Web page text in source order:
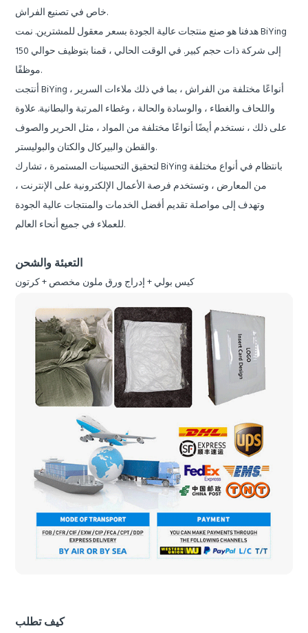
خاص في تصنيع الفراش.
هدفنا هو صنع منتجات عالية الجودة بسعر معقول للمشترين. نمت BiYing
إلى شركة ذات حجم كبير. في الوقت الحالي ، قمنا بتوظيف حوالي 150
موظفًا.
أنتجت BiYing أنواعًا مختلفة من الفراش ، بما في ذلك ملاءات السرير ،
واللحاف والغطاء ، والوسادة والحالة ، وغطاء المرتبة والبطانية. علاوة
على ذلك ، نستخدم أيضًا أنواعًا مختلفة من المواد ، مثل الحرير والصوف
والقطن والبيركال والكتان والبوليستر.
لتحقيق التحسينات المستمرة ، تشارك BiYing بانتظام في أنواع مختلفة
من المعارض ، وتستخدم فرصة الأعمال الإلكترونية على الإنترنت ،
وتهدف إلى مواصلة تقديم أفضل الخدمات والمنتجات عالية الجودة
للعملاء في جميع أنحاء العالم.
التعبئة والشحن
كيس بولي + إدراج ورق ملون مخصص + كرتون
كيف تطلب